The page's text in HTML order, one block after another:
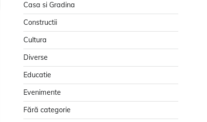
Casa si Gradina
Constructii
Cultura
Diverse
Educatie
Evenimente
Fără categorie